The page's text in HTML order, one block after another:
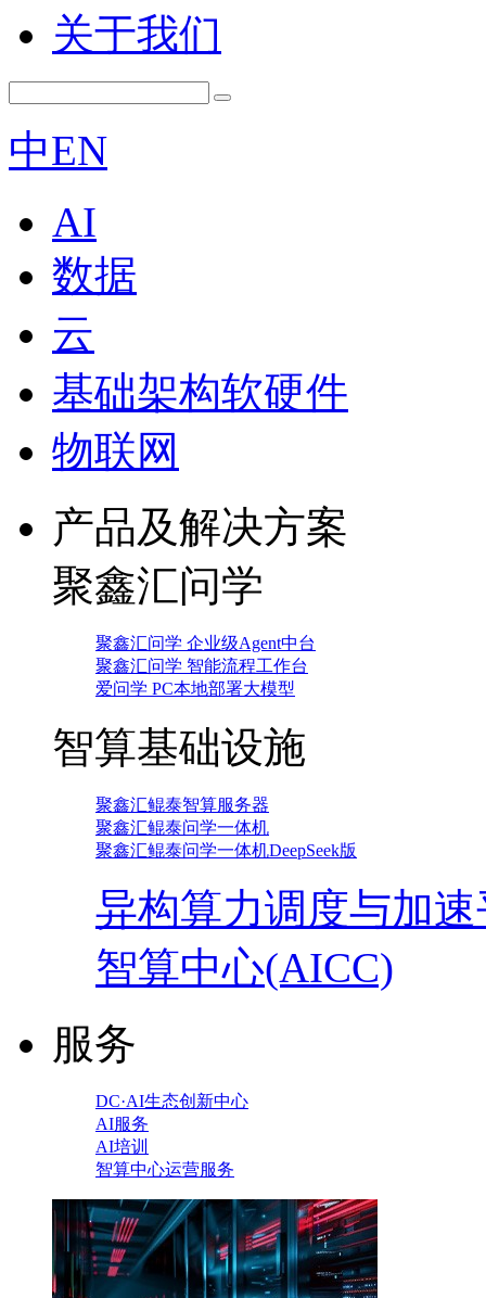
关于我们
中EN
AI
数据
云
基础架构软硬件
物联网
产品及解决方案
聚鑫汇问学
聚鑫汇问学 企业级Agent中台
聚鑫汇问学 智能流程工作台
爱问学 PC本地部署大模型
智算基础设施
聚鑫汇鲲泰智算服务器
聚鑫汇鲲泰问学一体机
聚鑫汇鲲泰问学一体机DeepSeek版
异构算力调度与加
智算中心(AICC)
服务
DC·AI生态创新中心
AI服务
AI培训
智算中心运营服务